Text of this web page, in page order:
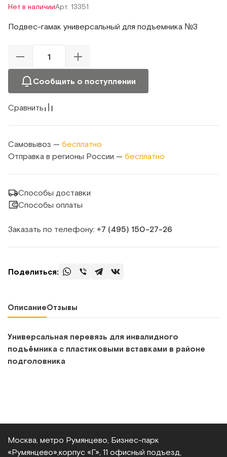
Нет в наличииАрт. 13351
Подвес-гамак универсальный для подъемника №3
Сообщить о поступлении
Сравнить
Самовывоз — бесплатно
Отправка в регионы России — бесплатно
Способы доставки
Способы оплаты
Заказать по телефону: +7 (495) 150‑27‑26
Поделиться:
ОписаниеОтзывы
Универсальная перевязь для инвалидного
подъёмника с пластиковыми вставками в районе
подголовника
Москва, метро Румянцево, Бизнес‑парк
«Румянцево», корпус «Г», 11 офисный подъезд,